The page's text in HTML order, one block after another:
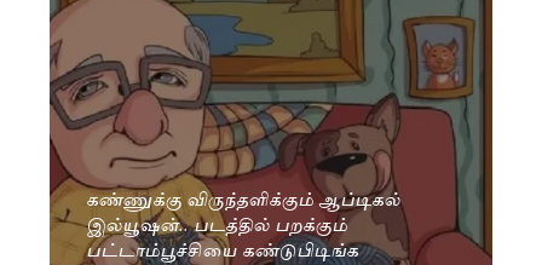
கண்ணுக்கு விருந்தளிக்கும் ஆப்டிகல்
இல்யூஷன்.. படத்தில் பறக்கும்
பட்டாம்பூச்சியை கண்டுபிடிங்க